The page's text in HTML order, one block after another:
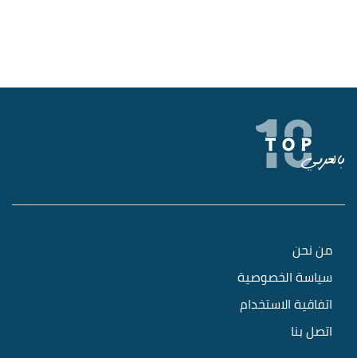
من نحن
سياسة الخصوصية
اتفاقية الاستخدام
اتصل بنا